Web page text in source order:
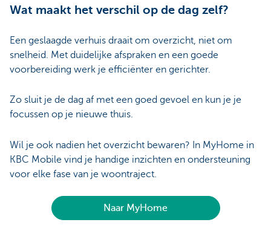
Wat maakt het verschil op de dag zelf?
Een geslaagde verhuis draait om overzicht, niet om
snelheid. Met duidelijke afspraken en een goede
voorbereiding werk je efficiënter en gerichter.
Zo sluit je de dag af met een goed gevoel en kun je je
focussen op je nieuwe thuis.
Wil je ook nadien het overzicht bewaren? In MyHome in
KBC Mobile vind je handige inzichten en ondersteuning
voor elke fase van je woontraject.
Naar MyHome